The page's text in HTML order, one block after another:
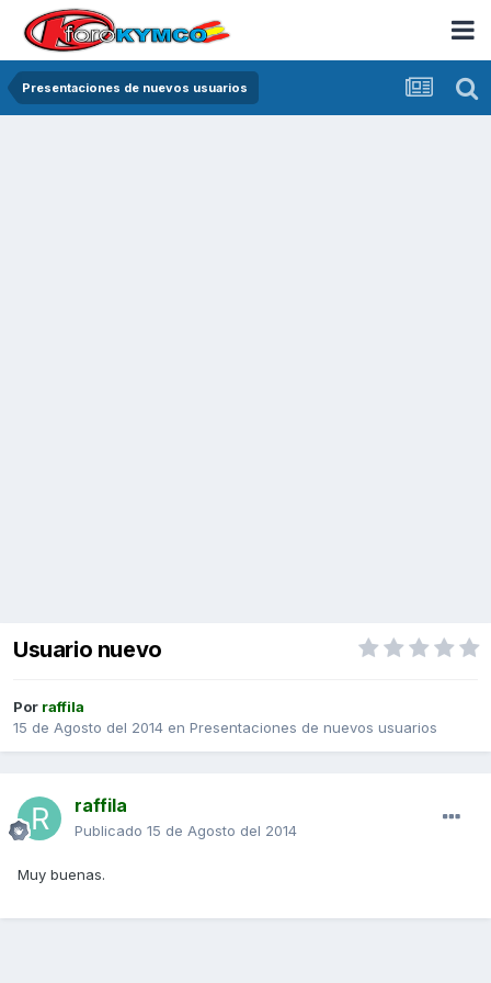
Presentaciones de nuevos usuarios
Usuario nuevo
Por raffila
15 de Agosto del 2014 en Presentaciones de nuevos usuarios
raffila
Publicado 15 de Agosto del 2014
Muy buenas.